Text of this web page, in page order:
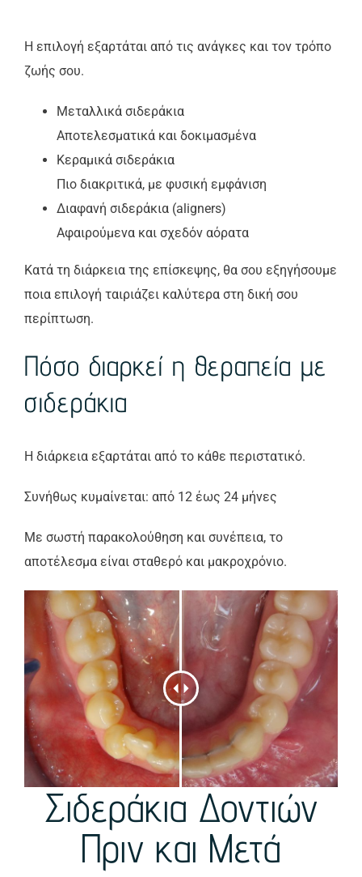
Η επιλογή εξαρτάται από τις ανάγκες και τον τρόπο
ζωής σου.
Μεταλλικά σιδεράκια
Αποτελεσματικά και δοκιμασμένα
Κεραμικά σιδεράκια
Πιο διακριτικά, με φυσική εμφάνιση
Διαφανή σιδεράκια (aligners)
Αφαιρούμενα και σχεδόν αόρατα
Κατά τη διάρκεια της επίσκεψης, θα σου εξηγήσουμε
ποια επιλογή ταιριάζει καλύτερα στη δική σου
περίπτωση.
Πόσο διαρκεί η θεραπεία με
σιδεράκια
Η διάρκεια εξαρτάται από το κάθε περιστατικό.
Συνήθως κυμαίνεται: από 12 έως 24 μήνες
Με σωστή παρακολούθηση και συνέπεια, το
αποτέλεσμα είναι σταθερό και μακροχρόνιο.
Σιδεράκια Δοντιών
Πριν και Μετά